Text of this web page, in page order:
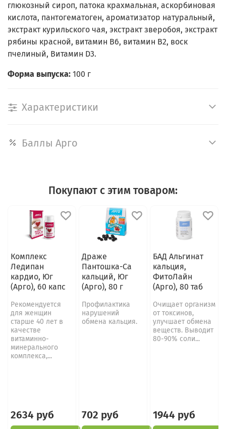
глюкозный сироп, патока крахмальная, аскорбиновая
кислота, пантогематоген, ароматизатор натуральный,
экстракт курильского чая, экстракт зверобоя, экстракт
рябины красной, витамин В6, витамин В2, воск
пчелиный, Витамин D3.
Форма выпуска: 100 г
Характеристики
Баллы Арго
Покупают с этим товаром:
Комплекс
Ледипан
кардио, Юг
(Арго), 60 капс
Рекомендуется
для женщин
старше 40 лет в
качестве
витаминно-
минерального
комплекса,...
2634 руб
Драже
Пантошка-Са
кальций, Юг
(Арго), 80 г
Профилактика
нарушений
обмена кальция.
702 руб
БАД Альгинат
кальция,
ФитоЛайн
(Арго), 80 таб
Очищает организм
от токсинов,
улучшает обмена
веществ. Выводит
80-90% соли...
1944 руб